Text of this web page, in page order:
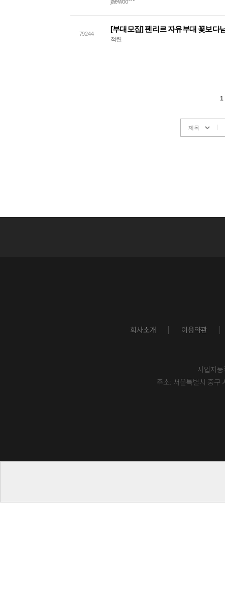
jaewoo***
79244
적련
1
회사소개 이용약관
사업자
주소: 서울특별시 중구